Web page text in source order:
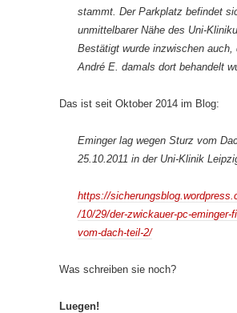
stammt. Der Parkplatz befindet
unmittelbarer Nähe des Uni-
Bestätigt wurde inzwischen auch,
André E. damals dort behandelt
Das ist seit Oktober 2014 im Blog:
Eminger lag wegen Sturz vom
25.10.2011 in der Uni-Klinik
https://
/10/29/der-zwickauer-pc-eminger-
vom-dach-teil-2/
Was schreiben sie noch?
Luegen!